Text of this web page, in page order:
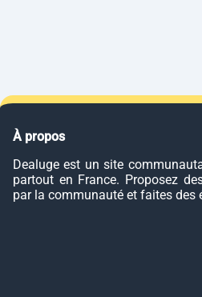
À propos
Dealuge est un site
partout en France. Proposez
par la communauté et faites des